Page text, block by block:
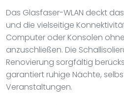
Das Glasfaser-WLAN deckt
und die vielseitige
Computer oder Konsolen
anzuschließen. Die
Renovierung sorgfältig
garantiert ruhige Nächte,
Veranstaltungen.